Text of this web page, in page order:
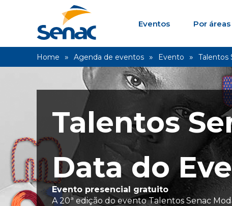
Eventos Por áreas
Home Agenda de eventos Evento Talentos
Talentos
Data do
Evento presencial gratuito
A 20ª edição do evento Talentos Senac